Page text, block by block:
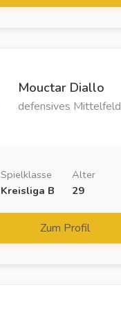
Mouctar Diallo
defensives Mittelfeld
Spielklasse
Kreisliga B
Alter
29
Zum Profil